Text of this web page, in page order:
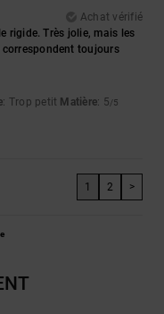
Achat vérifié
rigide. Très jolie, mais les
correspondent toujours
: Trop petit Matière: 5/5
1 2 >